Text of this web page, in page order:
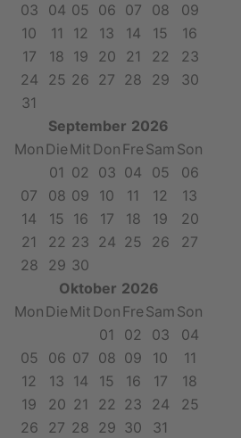
03
04 05 06 07 08
09
10
11 12 13 14 15
16
17
18 19 20 21 22
23
24
25 26 27 28 29
30
31
September 2026
Mon DieMit Don FreSam Son
01 02 03 04 05
06
07
08 09 10 11 12
13
14
15 16 17 18 19
20
21
22 23 24 25 26
27
28
29 30
Oktober 2026
Mon DieMit Don FreSam Son
01
02 03
04
05
06 07 08 09 10
11
12
13 14 15 16 17
18
19
20 21 22 23 24
25
26
27 28 29 30
31